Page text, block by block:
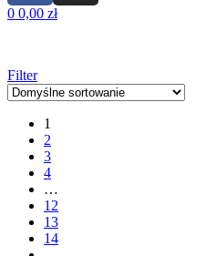
0 0,00 zł
Filter
1
2
3
4
…
12
13
14